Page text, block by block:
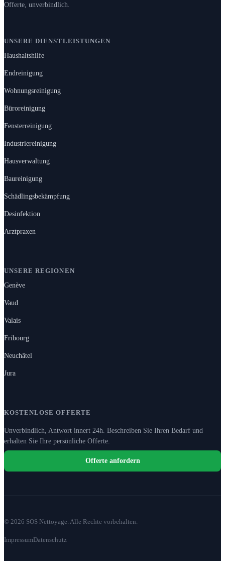
Offerte, unverbindlich.
UNSERE DIENSTLEISTUNGEN
Haushaltshilfe
Endreinigung
Wohnungsreinigung
Büroreinigung
Fensterreinigung
Industriereinigung
Hausverwaltung
Baureinigung
Schädlingsbekämpfung
Desinfektion
Arztpraxen
UNSERE REGIONEN
Genève
Vaud
Valais
Fribourg
Neuchâtel
Jura
KOSTENLOSE OFFERTE
Unverbindlich, Antwort innert 24h. Beschreiben Sie Ihren Bedarf und
erhalten Sie Ihre persönliche Offerte.
Offerte anfordern
© 2026 SOS Nettoyage. Alle Rechte vorbehalten.
ImpressumDatenschutz